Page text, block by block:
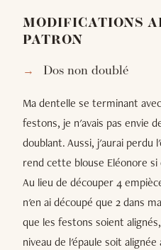
MODIFICATIONS
PATRON
Dos non doublé
Ma dentelle se terminant
festons, je n'avais pas envie
doublant. Aussi, j'aurai perdu
rend cette blouse Eléonore si
Au lieu de découper 4
n'en ai découpé que 2 dans
que les festons soient
niveau de l'épaule soit